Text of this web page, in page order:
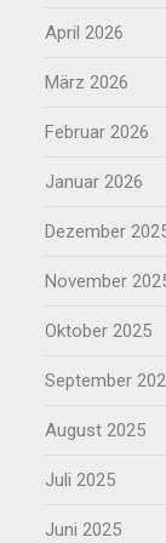
April 2026
März 2026
Februar 2026
Januar 2026
Dezember
November
Oktober 2025
September
August 2025
Juli 2025
Juni 2025